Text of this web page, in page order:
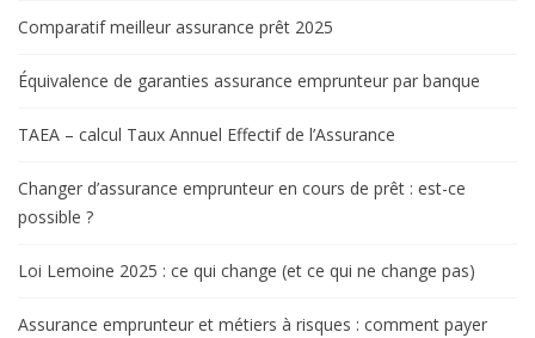
Comparatif meilleur assurance prêt 2025
Équivalence de garanties assurance emprunteur par banque
TAEA – calcul Taux Annuel Effectif de l’Assurance
Changer d’assurance emprunteur en cours de prêt : est-ce
possible ?
Loi Lemoine 2025 : ce qui change (et ce qui ne change pas)
Assurance emprunteur et métiers à risques : comment payer